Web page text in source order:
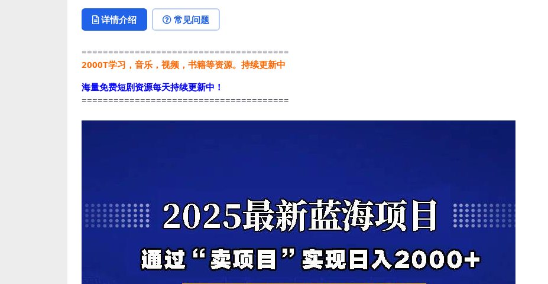
详情介绍 常见问题
=======================================
2000T学习，音乐，视频，书籍等资源。持续更新中
海量免费短剧资源每天持续更新中！
=======================================